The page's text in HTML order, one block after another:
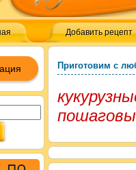
Добавить рецепт
Приготовим с